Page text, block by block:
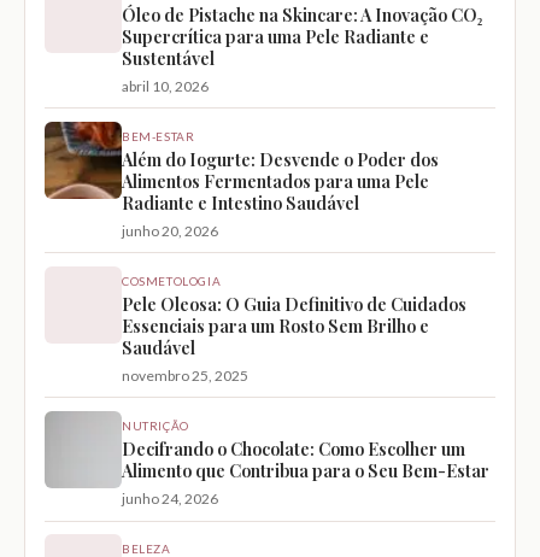
Óleo de Pistache na Skincare: A Inovação CO₂
Supercrítica para uma Pele Radiante e
Sustentável
abril 10, 2026
BEM-ESTAR
Além do Iogurte: Desvende o Poder dos
Alimentos Fermentados para uma Pele
Radiante e Intestino Saudável
junho 20, 2026
COSMETOLOGIA
Pele Oleosa: O Guia Definitivo de Cuidados
Essenciais para um Rosto Sem Brilho e
Saudável
novembro 25, 2025
NUTRIÇÃO
Decifrando o Chocolate: Como Escolher um
Alimento que Contribua para o Seu Bem-Estar
junho 24, 2026
BELEZA